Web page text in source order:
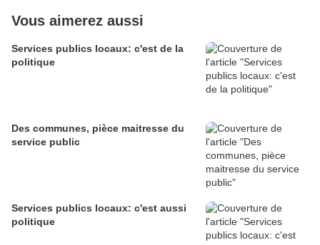
Vous aimerez aussi
Services publics locaux: c'est de la
politique
Des communes, pièce maitresse du
service public
Services publics locaux: c'est aussi
politique